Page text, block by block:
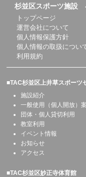
杉並区スポーツ施
トップページ
運営会社について
個人情報保護方針
個人情報の取扱につい
利用規約
■TAC杉並区上井草スポーツ
施設紹介
一般使用（個人開放）
団体・個人貸切利用
教室利用
イベント情報
お知らせ
アクセス
■TAC杉並区妙正寺体育館